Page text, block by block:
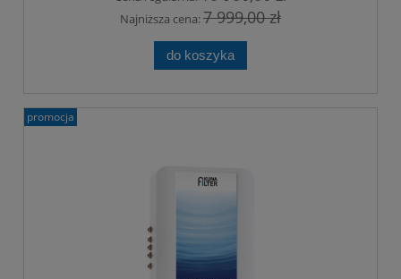
Najniższa cena:7 999,00 zł
do koszyka
promocja